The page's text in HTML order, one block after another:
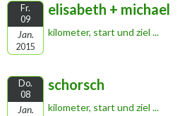
Fr.
09
Jan.
2015
elisabeth + michael
kilometer, start und ziel ...
Do.
08
Jan.
schorsch
kilometer, start und ziel ...